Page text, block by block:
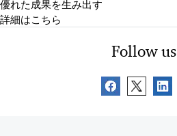
優れた成果を生み出す
詳細はこちら
Follow us